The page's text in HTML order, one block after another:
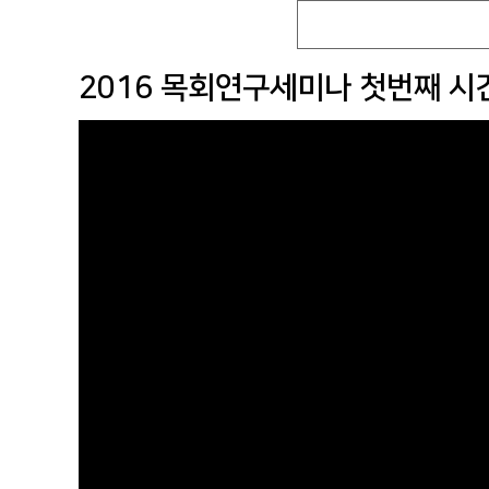
2016 목회연구세미나 첫번째 시